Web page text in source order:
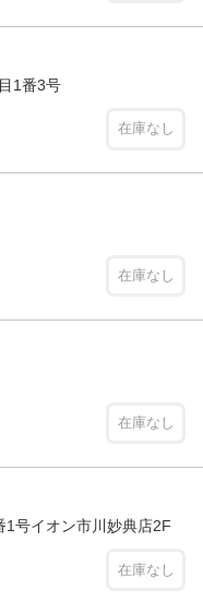
1番3号
在庫なし
在庫なし
在庫なし
号イオン市川妙典店2F
在庫なし